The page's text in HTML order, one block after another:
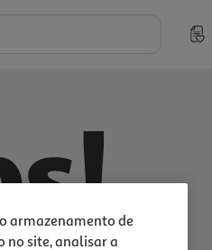
armazenamento de
no site, analisar a